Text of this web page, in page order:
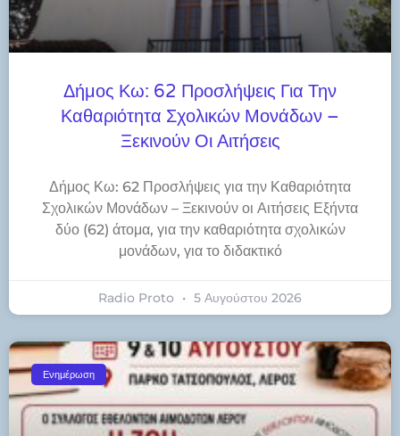
Δήμος Κω: 62 Προσλήψεις Για Την
Καθαριότητα Σχολικών Μονάδων –
Ξεκινούν Οι Αιτήσεις
Δήμος Κω: 62 Προσλήψεις για την Καθαριότητα
Σχολικών Μονάδων – Ξεκινούν οι Αιτήσεις Εξήντα
δύο (62) άτομα, για την καθαριότητα σχολικών
μονάδων, για το διδακτικό
Radio Proto 5 Αυγούστου 2026
Ενημέρωση